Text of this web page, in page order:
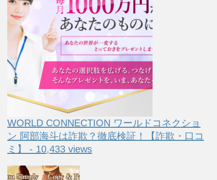
WORLD CONNECTION ワールドコネクショ
ン 阿部海斗は詐欺？徹底検証！【詐欺・口コ
ミ】 - 10,433 views